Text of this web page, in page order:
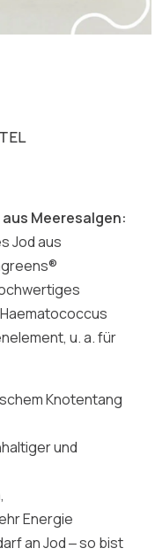
Meeresalgen:
Jod aus
u. a. für
Knotentang
und
Energie
an Jod ‒ so bist